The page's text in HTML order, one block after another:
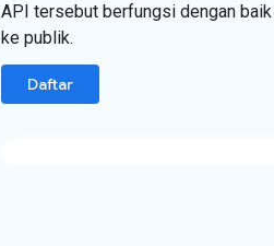
API tersebut berfungsi dengan
ke publik.
Daftar